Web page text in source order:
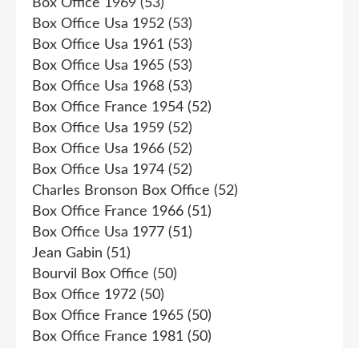
Box Office 1969 (53)
Box Office Usa 1952 (53)
Box Office Usa 1961 (53)
Box Office Usa 1965 (53)
Box Office Usa 1968 (53)
Box Office France 1954 (52)
Box Office Usa 1959 (52)
Box Office Usa 1966 (52)
Box Office Usa 1974 (52)
Charles Bronson Box Office (52)
Box Office France 1966 (51)
Box Office Usa 1977 (51)
Jean Gabin (51)
Bourvil Box Office (50)
Box Office 1972 (50)
Box Office France 1965 (50)
Box Office France 1981 (50)